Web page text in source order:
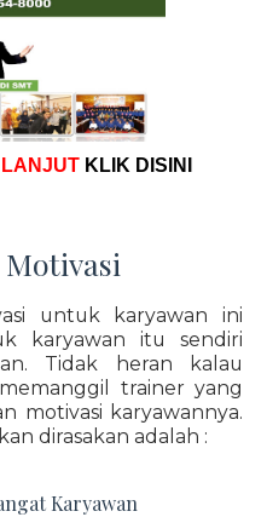
KLIK DISINI
untuk karyawan ini
karyawan itu sendiri
Tidak heran kalau
trainer yang
motivasi karyawannya.
dirasakan adalah :
Karyawan